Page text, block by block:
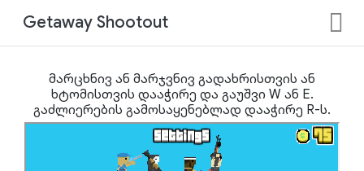
Getaway Shootout
მარცხნივ ან მარჯვნივ გადახრისთვის ან
ხტომისთვის დააჭირე და გაუშვი W ან E.
გაძლიერების გამოსაყენებლად დააჭირე R-ს.